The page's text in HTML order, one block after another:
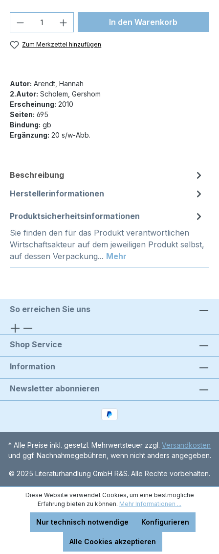
Produkt Anzahl: Gib denIn den Warenkorb
Zum Merkzettel hinzufügen
Autor: Arendt, Hannah
2.Autor: Scholem, Gershom
Erscheinung: 2010
Seiten: 695
Bindung: gb
Ergänzung: 20 s/w-Abb.
Beschreibung
Herstellerinformationen
Produktsicherheitsinformationen
Sie finden den für das Produkt verantwortlichen
Wirtschaftsakteur auf dem jeweiligen Produkt selbst,
auf dessen Verpackung... Mehr
So erreichen Sie uns
Shop Service
Information
Newsletter abonnieren
* Alle Preise inkl. gesetzl. Mehrwertsteuer zzgl. Versandkosten
und ggf. Nachnahmegebühren, wenn nicht anders angegeben.
© 2025 Literaturhandlung GmbH R&S. Alle Rechte vorbehalten.
Diese Website verwendet Cookies, um eine bestmögliche
Erfahrung bieten zu können. Mehr Informationen ...
Nur technisch notwendige Konfigurieren
Alle Cookies akzeptieren